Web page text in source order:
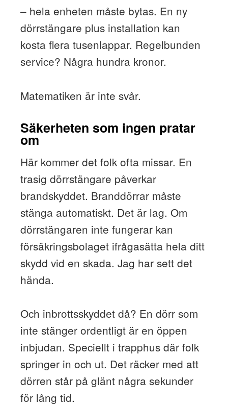
– hela enheten måste bytas. En ny
dörrstängare plus installation kan
kosta flera tusenlappar. Regelbunden
service? Några hundra kronor.
Matematiken är inte svår.
Säkerheten som ingen pratar
om
Här kommer det folk ofta missar. En
trasig dörrstängare påverkar
brandskyddet. Branddörrar måste
stänga automatiskt. Det är lag. Om
dörrstängaren inte fungerar kan
försäkringsbolaget ifrågasätta hela ditt
skydd vid en skada. Jag har sett det
hända.
Och inbrottsskyddet då? En dörr som
inte stänger ordentligt är en öppen
inbjudan. Speciellt i trapphus där folk
springer in och ut. Det räcker med att
dörren står på glänt några sekunder
för lång tid.